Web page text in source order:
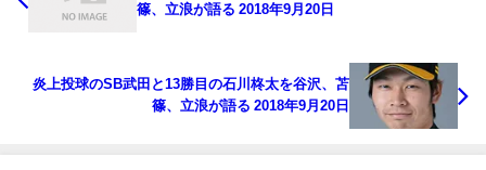
篠、立浪が語る 2018年9月20日
炎上投球のSB武田と13勝目の石川柊太を谷沢、苫
篠、立浪が語る 2018年9月20日